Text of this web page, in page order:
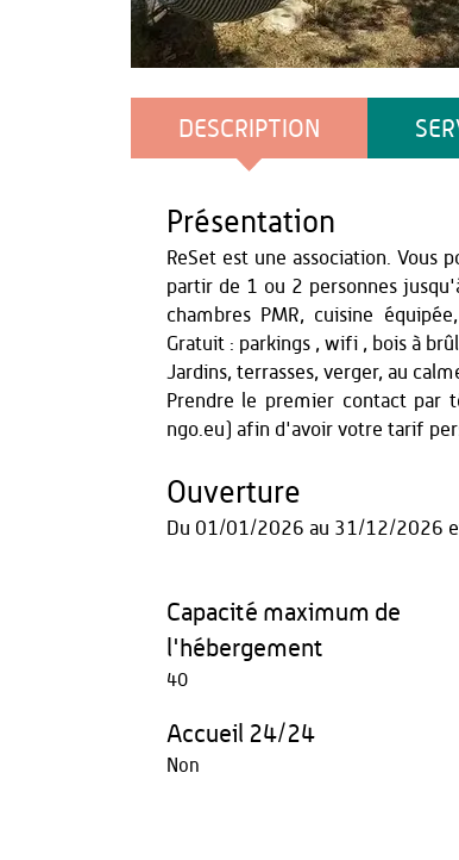
DESCRIPTION
Présentation
ReSet est une association. Vous
partir de 1 ou 2 personnes
chambres PMR, cuisine
Gratuit : parkings , wifi , bois à
Jardins, terrasses, verger, au
Prendre le premier contact
ngo.eu) afin d'avoir votre tarif
Ouverture
Du 01/01/2026 au 31/12/2026
Capacité maximum de
l'hébergement
40
Accueil 24/24
Non